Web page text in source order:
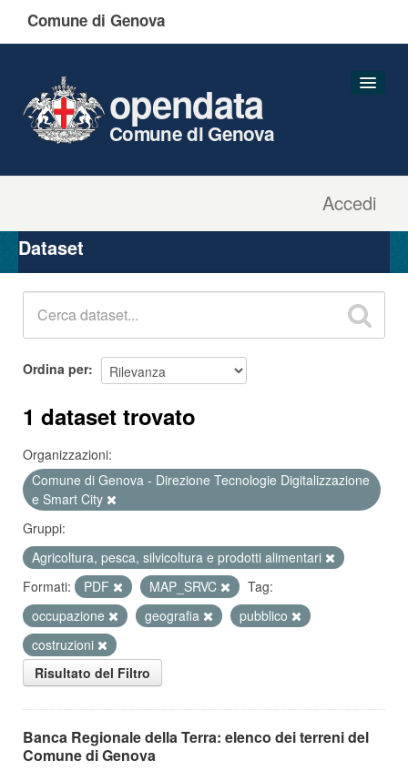
Comune di Genova
Accedi
opendata
Comune di Genova
Organizzazioni
Gruppi
Dataset
Ordina per
1 dataset trovato
Organizzazioni:
Comune di Genova - Direzione Tecnologie Digitalizzazione
e Smart City
Gruppi:
Agricoltura, pesca, silvicoltura e prodotti alimentari
Formati:
PDF MAP_SRVC
Tag:
occupazione
geografia
pubblico
costruzioni
Risultato del Filtro
Banca Regionale della Terra: elenco dei terreni del
Comune di Genova